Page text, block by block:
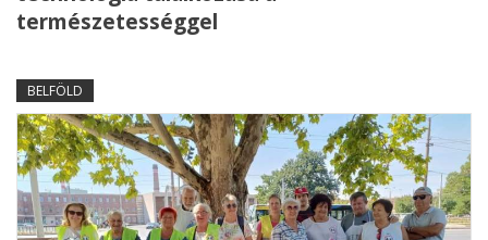
természetességgel
BELFÖLD